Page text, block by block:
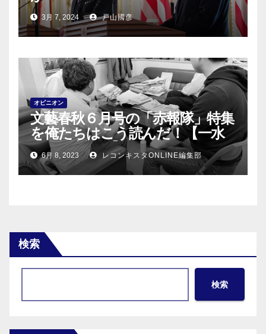
3月 7, 2024 戸山國彦
オピニオン
文藝春秋６月号の「赤報隊」特集
を俺たちはこう読んだ！【一水
会会員座談会】
6月 8, 2023 レコンキスタONLINE編集部
検索
検索